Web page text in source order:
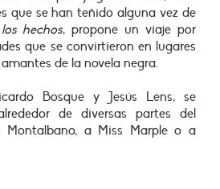
que se han teñido alguna vez de
hechos, propone un viaje por
que se convirtieron en lugares
de la novela negra.
Bosque y Jesús Lens, se
de diversas partes del
Montalbano, a Miss Marple o a